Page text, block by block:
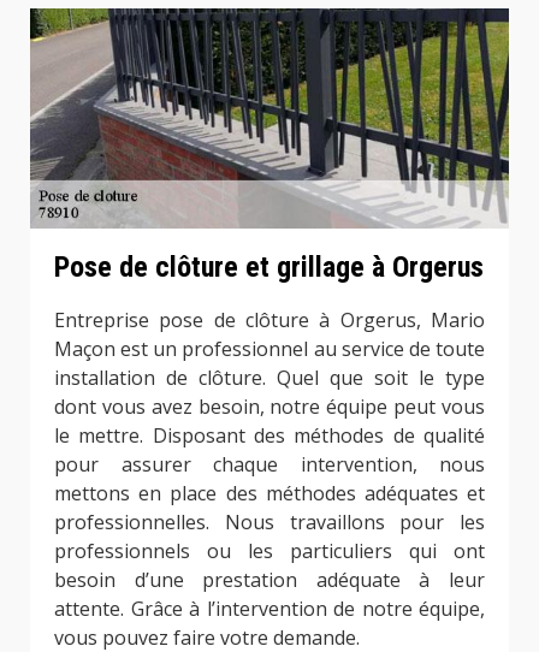
Pose de clôture et grillage à Orgerus
Entreprise pose de clôture à Orgerus, Mario
Maçon est un professionnel au service de toute
installation de clôture. Quel que soit le type
dont vous avez besoin, notre équipe peut vous
le mettre. Disposant des méthodes de qualité
pour assurer chaque intervention, nous
mettons en place des méthodes adéquates et
professionnelles. Nous travaillons pour les
professionnels ou les particuliers qui ont
besoin d’une prestation adéquate à leur
attente. Grâce à l’intervention de notre équipe,
vous pouvez faire votre demande.